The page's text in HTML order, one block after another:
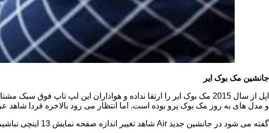
جانشین مک بوک ایر
و مدل های به روز مک بوک پرو بوده است. اما انتظار می رود بالاخره فردا
گفته می شود در جانشین جدید Air شاهد تغییر اندازه صفحه نمایش 13 اینچی نباشیم اما وضوح قطعا ارتقا یافته، لبه ها هم باریک تر خواهند شد و بهبودهای سخت افزاری دیگری نیز رقم خواهند خورد.